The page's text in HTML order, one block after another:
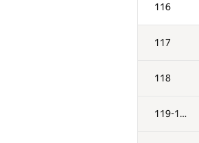
116
117
118
119-120